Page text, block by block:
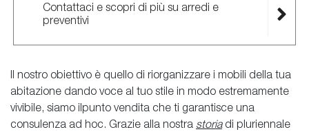
Contattaci e scopri di più su arredi e
preventivi
Il nostro obiettivo è quello di riorganizzare i mobili della tua
abitazione dando voce al tuo stile in modo estremamente
vivibile, siamo ilpunto vendita che ti garantisce una
consulenza ad hoc. Grazie alla nostra storiadi pluriennale